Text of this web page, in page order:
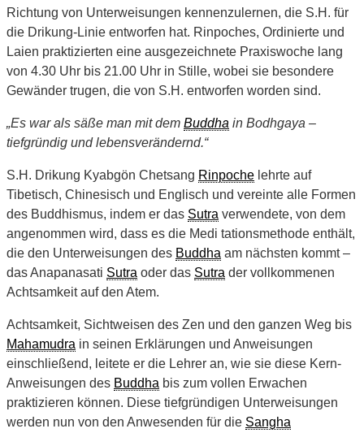
Richtung von Unterweisungen kennenzulernen, die S.H. für
die Drikung-Linie entworfen hat. Rinpoches, Ordinierte und
Laien praktizierten eine ausgezeichnete Praxiswoche lang
von 4.30 Uhr bis 21.00 Uhr in Stille, wobei sie besondere
Gewänder trugen, die von S.H. entworfen worden sind.
„Es war als säße man mit dem Buddha in Bodhgaya –
tiefgründig und lebensverändernd.“
S.H. Drikung Kyabgön Chetsang Rinpoche lehrte auf
Tibetisch, Chinesisch und Englisch und vereinte alle Formen
des Buddhismus, indem er das Sutra verwendete, von dem
angenommen wird, dass es die Medi tationsmethode enthält,
die den Unterweisungen des Buddha am nächsten kommt –
das Anapanasati Sutra oder das Sutra der vollkommenen
Achtsamkeit auf den Atem.
Achtsamkeit, Sichtweisen des Zen und den ganzen Weg bis
Mahamudra in seinen Erklärungen und Anweisungen
einschließend, leitete er die Lehrer an, wie sie diese Kern-
Anweisungen des Buddha bis zum vollen Erwachen
praktizieren können. Diese tiefgründigen Unterweisungen
werden nun von den Anwesenden für die Sangha